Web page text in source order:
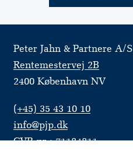
Peter Jahn & Partnere A/S
Rentemestervej 2B
2400 København NV
(+45) 35 43 10 10
info@pjp.dk
CVR-nr.: 71184811